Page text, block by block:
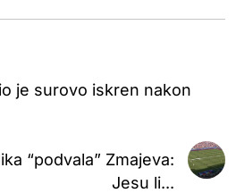
je surovo iskren nakon
“podvala” Zmajeva:
Jesu li...